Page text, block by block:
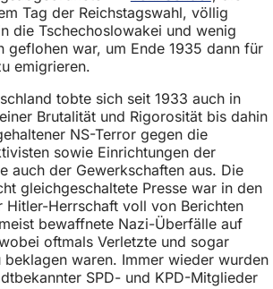
Tag der Reichstagswahl, völlig
die Tschechoslowakei und wenig
geflohen war, um Ende 1935 dann für
emigrieren.
tobte sich seit 1933 auch in
Brutalität und Rigorosität bis dahin
NS-Terror gegen die
sowie Einrichtungen der
auch der Gewerkschaften aus. Die
gleichgeschaltete Presse war in den
Hitler-Herrschaft voll von Berichten
bewaffnete Nazi-Überfälle auf
oftmals Verletzte und sogar
waren. Immer wieder wurden
SPD- und KPD-Mitglieder